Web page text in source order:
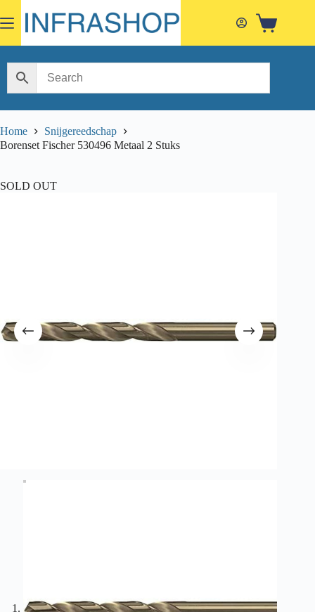
to
content
Shopping
Home
Snijgereedschap
Borenset Fischer 530496 Metaal 2 Stuks
SOLD OUT